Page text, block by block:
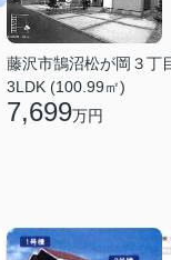
藤沢市鵠沼松が岡３丁
3LDK (100.99㎡)
7,699万円